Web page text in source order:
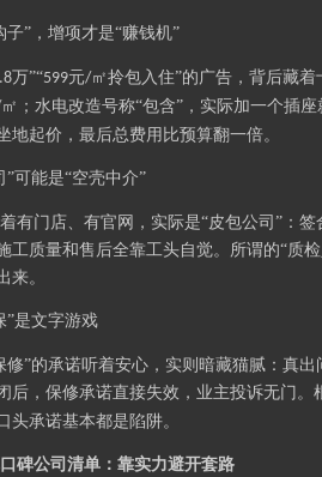
子”，增项才是“赚钱机”
万”“599元/㎡拎包入住”的广告，背后藏
㎡；水电改造号称“包含”，实际加一个插座
地起价，最后总费用比预算翻一倍。
”可能是“空壳中介”
有门店、有官网，实际是“皮包公司”：
工质量和售后全靠工头自觉。所谓的“质
来。
”是文字游戏
修”的承诺听着安心，实则暗藏猫腻：真
后，保修承诺直接失效，业主投诉无门
头承诺基本都是陷阱。
碑公司清单：靠实力避开套路